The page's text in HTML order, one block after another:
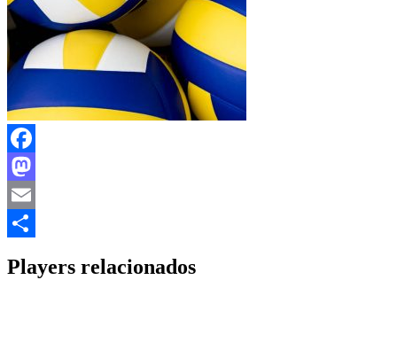
Facebook
Mastodon
Email
Players relacionados